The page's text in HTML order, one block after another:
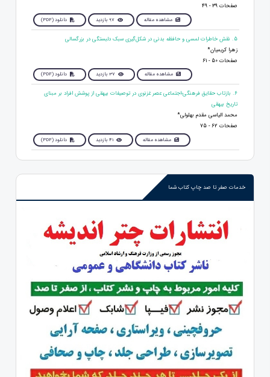
صفحات 39 - 49
مشاهده مقاله 97 بازدید دانلود (PDF)
5. نقش خاطرات لمسی و حافظه بدنی در شکل‌گیری سبک دلبستگی در بزرگسالی
زهرا کریمیان*
صفحات 50 - 61
مشاهده مقاله 37 بازدید دانلود (PDF)
6. بازتاب حقایق فرهنگی-اجتماعی عصر غزنوی در توصیفات بیهقی از پوشش افراد بر مبنای
تاریخ بیهقی
محمد الیاسی مقدم بهلولی*
صفحات 62 - 75
مشاهده مقاله 41 بازدید دانلود (PDF)
خدمات صفر تا صد چاپ کتاب شما